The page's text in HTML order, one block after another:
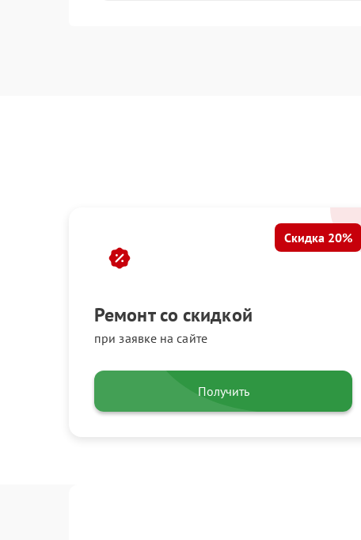
Ремонт со скидкой
при заявке на сайте
Скидка 20%
Получить